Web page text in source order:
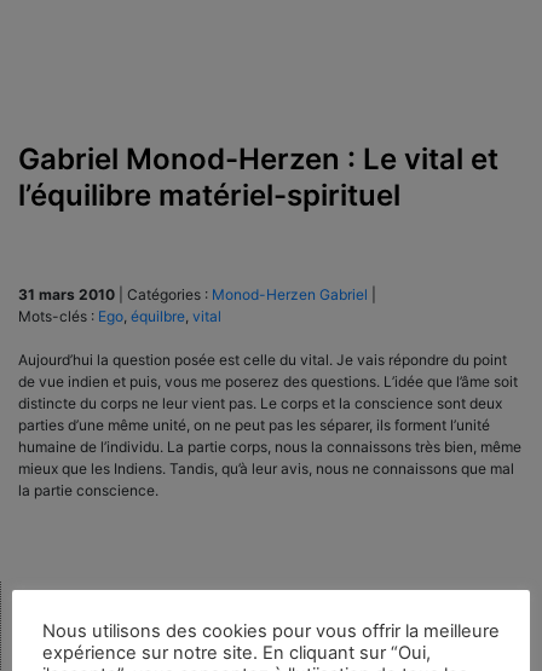
Gabriel Monod-Herzen : Le vital et
l’équilibre matériel-spirituel
31 mars 2010 Catégories : Monod-Herzen Gabriel
Mots-clés : Ego équilbre vital
Aujourd’hui la question posée est celle du vital. Je vais répondre du point
de vue indien et puis, vous me poserez des questions. L’idée que l’âme soit
distincte du corps ne leur vient pas. Le corps et la conscience sont deux
parties d’une même unité, on ne peut pas les séparer, ils forment l’unité
humaine de l’individu. La partie corps, nous la connaissons très bien, même
mieux que les Indiens. Tandis, qu’à leur avis, nous ne connaissons que mal
la partie conscience.
Rechercher
Nous utilisons des cookies pour vous offrir la meilleure
expérience sur notre site. En cliquant sur “Oui,